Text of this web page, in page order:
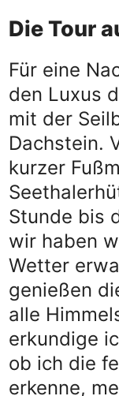
Die Tour
Für eine
den Luxus
mit der
Dachstein.
kurzer
Stunde bis
wir haben
Wetter
genießen
alle
erkundige
ob ich die
erkenne,